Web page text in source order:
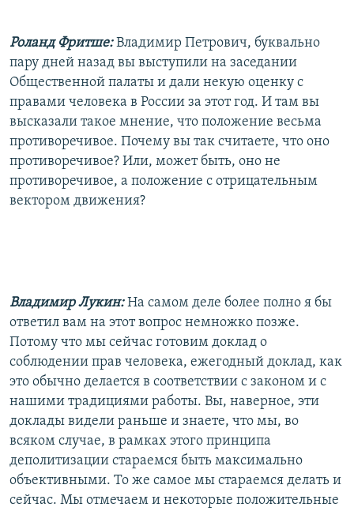
Роланд Фритше:Владимир Петрович, буквально
пару дней назад вы выступили на заседании
Общественной палаты и дали некую оценку с
правами человека в России за этот год. И там вы
высказали такое мнение, что положение весьма
противоречивое. Почему вы так считаете, что оно
противоречивое? Или, может быть, оно не
противоречивое, а положение с отрицательным
вектором движения?
Владимир Лукин:На самом деле более полно я бы
ответил вам на этот вопрос немножко позже.
Потому что мы сейчас готовим доклад о
соблюдении прав человека, ежегодный доклад, как
это обычно делается в соответствии с законом и с
нашими традициями работы. Вы, наверное, эти
доклады видели раньше и знаете, что мы, во
всяком случае, в рамках этого принципа
деполитизации стараемся быть максимально
объективными. То же самое мы стараемся делать и
сейчас. Мы отмечаем и некоторые положительные